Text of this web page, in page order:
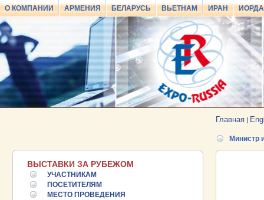
О КОМПАНИИ АРМЕНИЯ БЕЛАРУСЬ ВЬЕТНАМ ИРАН
Главная |
ВЫСТАВКИ ЗА РУБЕЖОМ
УЧАСТНИКАМ
ПОСЕТИТЕЛЯМ
МЕСТО ПРОВЕДЕНИЯ
Министр